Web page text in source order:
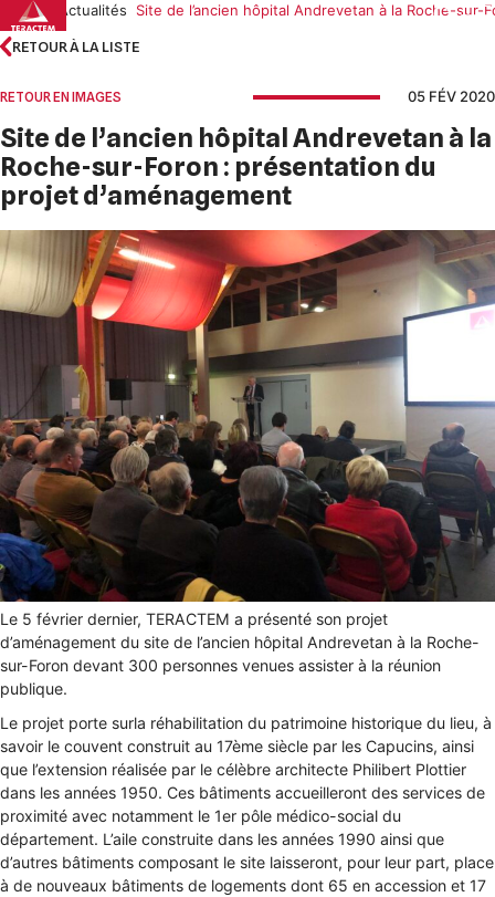
Skip
to
content
Accueil Actualités Site de l’ancien hôpital Andrevetan à la Roche-
RETOUR À LA LISTE
RETOUR EN IMAGES 05 FÉV 2020
Site de l’ancien hôpital Andrevetan à la
Roche-sur-Foron : présentation du
projet d’aménagement
Le 5 février dernier, TERACTEM a présenté son projet
d’aménagement du site de l’ancien hôpital Andrevetan à la Roche-
sur-Foron devant 300 personnes venues assister à la réunion
publique.
Le projet porte surla réhabilitation du patrimoine historique du lieu, à
savoir le couvent construit au 17ème siècle par les Capucins, ainsi
que l’extension réalisée par le célèbre architecte Philibert Plottier
dans les années 1950. Ces bâtiments accueilleront des services de
proximité avec notamment le 1er pôle médico-social du
département. L’aile construite dans les années 1990 ainsi que
d’autres bâtiments composant le site laisseront, pour leur part, place
à de nouveaux bâtiments de logements dont 65 en accession et 17